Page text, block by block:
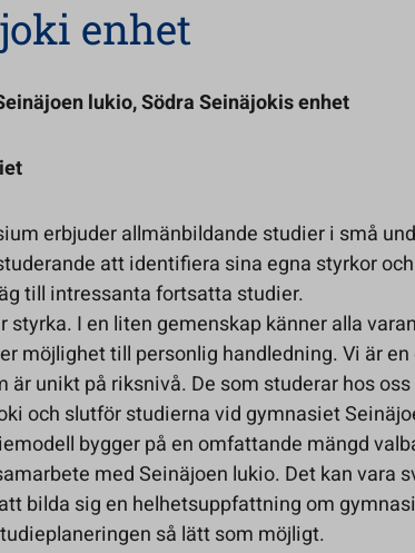
enhet
lukio, Södra Seinäjokis enhet
erbjuder allmänbildande studier i små
att identifiera sina egna styrkor
till intressanta fortsatta studier.
styrka. I en liten gemenskap känner alla
möjlighet till personlig handledning. Vi är
är unikt på riksnivå. De som studerar hos
och slutför studierna vid gymnasiet
bygger på en omfattande mängd
med Seinäjoen lukio. Det kan vara
bilda sig en helhetsuppfattning om
så lätt som möjligt.